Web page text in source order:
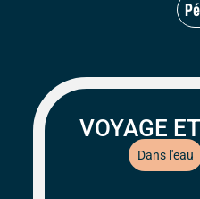
VOYAGE
Dans l'eau